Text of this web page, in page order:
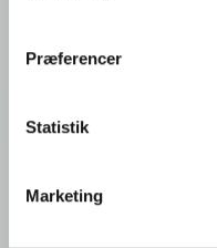
Præferencer
Statistik
Marketing
info@frigodan.dk
Quick links